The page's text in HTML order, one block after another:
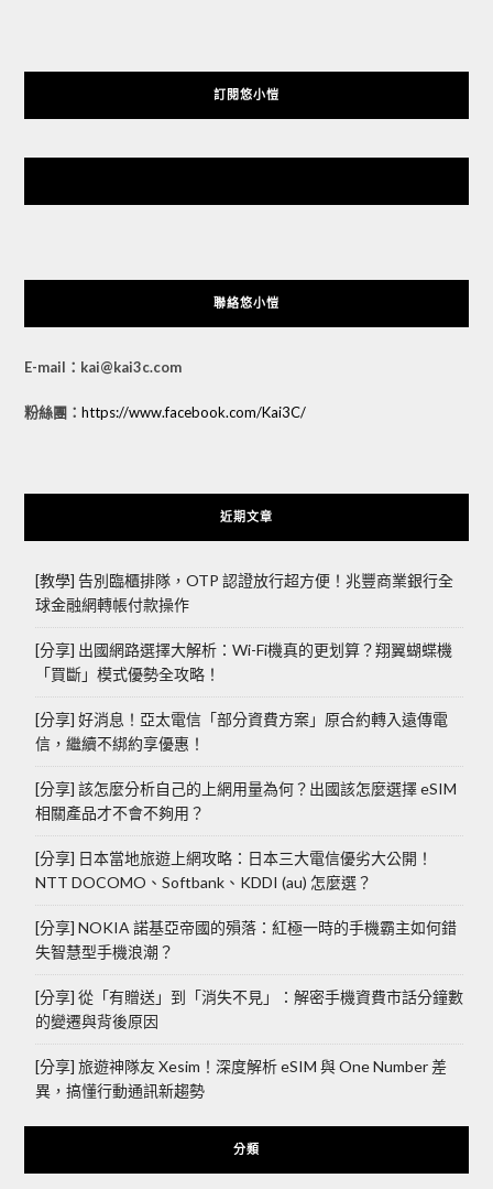
訂閱悠小愷
聯絡悠小愷
E-mail：kai@kai3c.com
粉絲團： https://www.facebook.com/Kai3C/
近期文章
[教學] 告別臨櫃排隊，OTP 認證放行超方便！兆豐商業銀行全
球金融網轉帳付款操作
[分享] 出國網路選擇大解析：Wi-Fi機真的更划算？翔翼蝴蝶機
「買斷」模式優勢全攻略！
[分享] 好消息！亞太電信「部分資費方案」原合約轉入遠傳電
信，繼續不綁約享優惠！
[分享] 該怎麼分析自己的上網用量為何？出國該怎麼選擇 eSIM
相關產品才不會不夠用？
[分享] 日本當地旅遊上網攻略：日本三大電信優劣大公開！
NTT DOCOMO、Softbank、KDDI (au) 怎麼選？
[分享] NOKIA 諾基亞帝國的殞落：紅極一時的手機霸主如何錯
失智慧型手機浪潮？
[分享] 從「有贈送」到「消失不見」：解密手機資費市話分鐘數
的變遷與背後原因
[分享] 旅遊神隊友 Xesim！深度解析 eSIM 與 One Number 差
異，搞懂行動通訊新趨勢
分類